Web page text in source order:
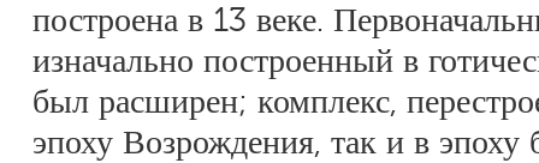
построена в 13 веке.
изначально построенный в
был расширен; комплекс,
эпоху Возрождения, так и в эпоху